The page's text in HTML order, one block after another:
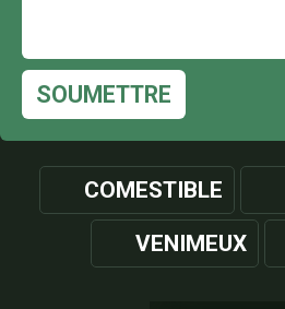
SOUMETTRE
COMESTIBLE
VENIMEUX